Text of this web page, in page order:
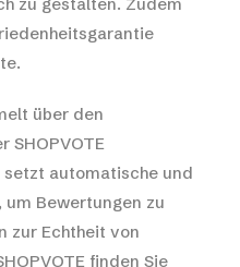
über den
SHOPVOTE
setzt automatische und
um Bewertungen zu
zur Echtheit von
finden Sie